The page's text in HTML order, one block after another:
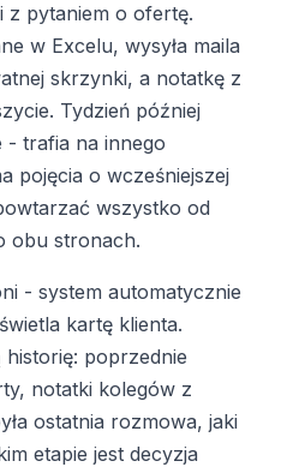
z pytaniem o ofertę.
w Excelu, wysyła maila
skrzynki, a notatkę z
Tydzień później
- trafia na innego
pojęcia o wcześniejszej
wszystko od
obu stronach.
- system automatycznie
kartę klienta.
historię: poprzednie
notatki kolegów z
ostatnia rozmowa, jaki
etapie jest decyzja